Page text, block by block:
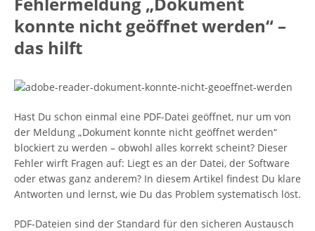
konnte nicht geöffnet werden“ –
das hilft
Hast Du schon einmal eine PDF-Datei geöffnet, nur um von
der Meldung „Dokument konnte nicht geöffnet werden“
blockiert zu werden – obwohl alles korrekt scheint? Dieser
Fehler wirft Fragen auf: Liegt es an der Datei, der Software
oder etwas ganz anderem? In diesem Artikel findest Du klare
Antworten und lernst, wie Du das Problem systematisch löst.
PDF-Dateien sind der Standard für den sicheren Austausch